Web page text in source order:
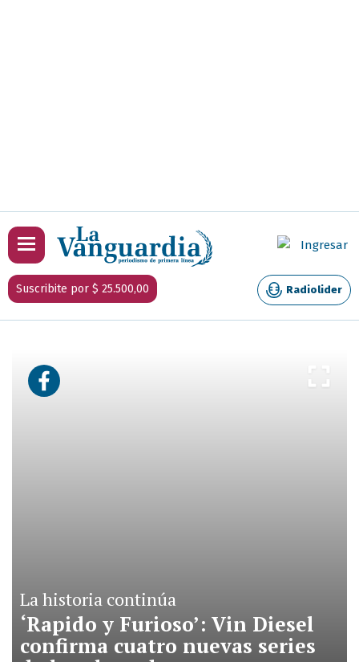
Ingresar
Suscribite por $ 25.500,00 Radiolider
La historia continúa
‘Rapido y Furioso’: Vin Diesel
confirma cuatro nuevas series